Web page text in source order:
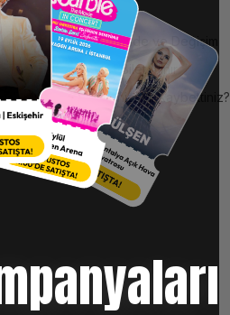
SSS
İptal, İade ve Değişim
Nasıl Bilet Alınır
Biletinizi Mi Kaybettiniz?